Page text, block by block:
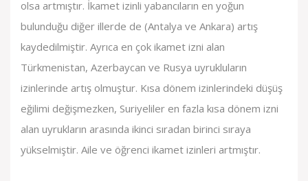
olsa artmıştır. İkamet izinli yabancıların en yoğun
bulunduğu diğer illerde de (Antalya ve Ankara) artış
kaydedilmiştir. Ayrıca en çok ikamet izni alan
Türkmenistan, Azerbaycan ve Rusya uyrukluların
izinlerinde artış olmuştur. Kısa dönem izinlerindeki düşüş
eğilimi değişmezken, Suriyeliler en fazla kısa dönem izni
alan uyrukların arasında ikinci sıradan birinci sıraya
yükselmiştir. Aile ve öğrenci ikamet izinleri artmıştır.